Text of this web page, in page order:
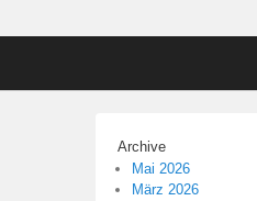
Archive
Mai 2026
März 2026